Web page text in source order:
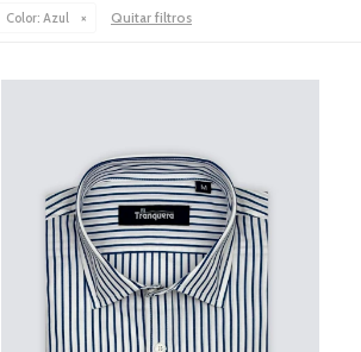
Color: Azul Quitar filtros